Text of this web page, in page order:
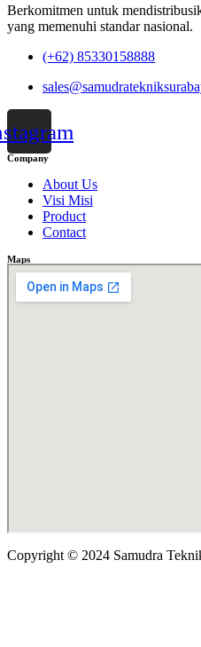
Berkomitmen untuk
yang memenuhi standar nasional.
(+62) 85330158888
Company
About Us
Visi Misi
Product
Contact
Maps
Copyright © 2024 Samudra